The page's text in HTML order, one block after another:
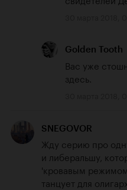
Golden Tooth
Вас уже
здесь.
SNEGOVOR
Жду серию про
и либеральшу,
'кровавым
танцует для